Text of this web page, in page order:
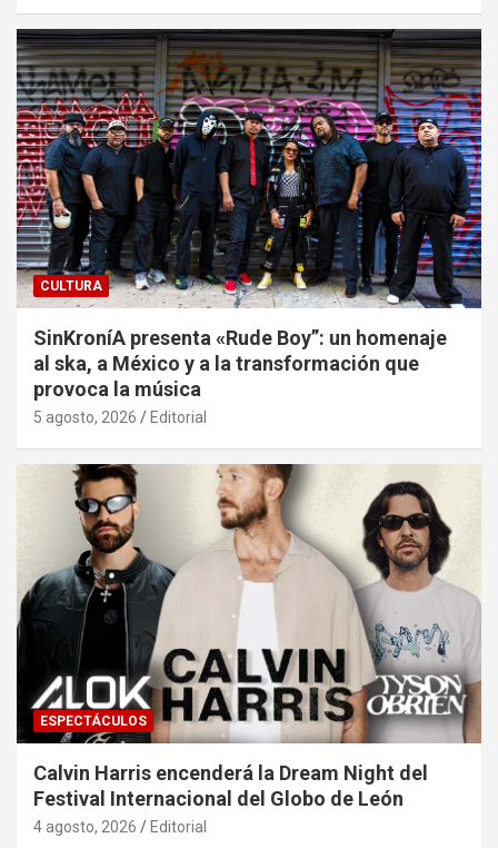
CULTURA
SinKroníA presenta «Rude Boy”: un homenaje
al ska, a México y a la transformación que
provoca la música
5 agosto, 2026 Editorial
ESPECTÁCULOS
Calvin Harris encenderá la Dream Night del
Festival Internacional del Globo de León
4 agosto, 2026 Editorial